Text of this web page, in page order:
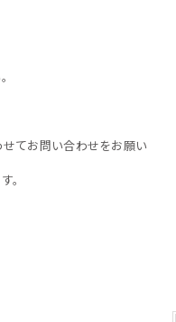
てお問い合わせをお願い
。